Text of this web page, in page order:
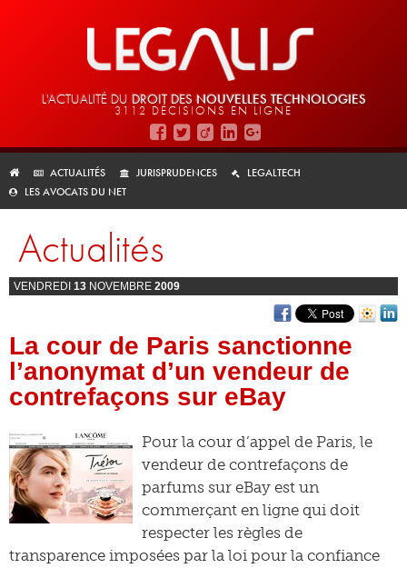
L'ACTUALITÉ DU DROIT DES NOUVELLES TECHNOLOGIES
3112 DÉCISIONS EN LIGNE
ACTUALITÉS JURISPRUDENCES
LEGALTECH
LES AVOCATS DU NET
Actualités
VENDREDI 13 NOVEMBRE 2009
La cour de Paris sanctionne
l’anonymat d’un vendeur de
contrefaçons sur eBay
Pour la cour d’appel de Paris, le
vendeur de contrefaçons de
parfums sur eBay est un
commerçant en ligne qui doit
respecter les règles de
transparence imposées par la loi pour la confiance